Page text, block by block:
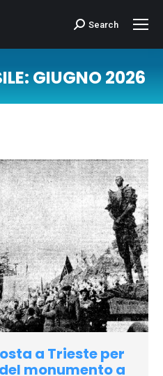
Cerca:Search
GIUGNO 2026
a Trieste per
monumento a